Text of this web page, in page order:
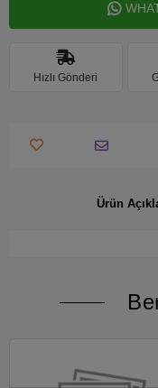
Hızlı Gönderi
Ürün